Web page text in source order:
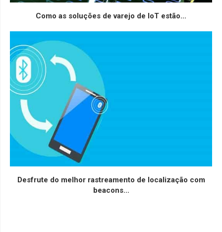
Como as soluções de varejo de IoT estão...
Desfrute do melhor rastreamento de localização com
beacons...